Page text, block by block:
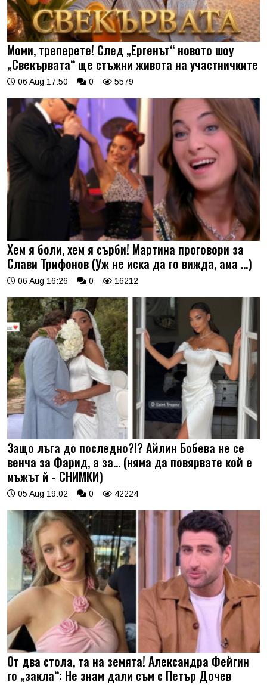
Моми, треперете! След „Ергенът“ новото шоу
„Свекървата“ ще стъжни живота на участничките
06 Aug 17:50 0 5579
Хем я боли, хем я сърби! Мартина проговори за
Слави Трифонов (Уж не иска да го вижда, ама …)
06 Aug 16:26 0 16212
Защо лъга до последно?!? Айлин Бобева не се
венча за Фарид, а за... (няма да повярвате кой е
мъжът й - СНИМКИ)
05 Aug 19:02 0 42224
От два стола, та на земята! Александра Фейгин
го „закла“: Не знам дали съм с Петър Дочев